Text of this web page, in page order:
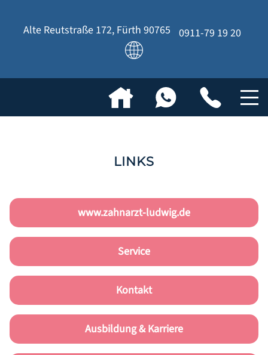
Alte Reutstraße 172, Fürth 90765 0911-79 19 20
LINKS
www.zahnarzt-ludwig.de
Service
Kontakt
Ausbildung & Karriere